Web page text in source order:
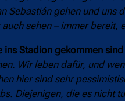
Sebastián gehen und
sehen – immer bereit,
ins Stadion gekommen
Wir leben dafür, und
hier sind sehr
Diejenigen, die es nicht